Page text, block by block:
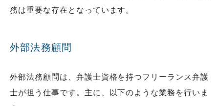
務は重要な存在となっています。
外部法務顧問
外部法務顧問は、弁護士資格を持つフリーランス弁護
士が担う仕事です。主に、以下のような業務を行いま